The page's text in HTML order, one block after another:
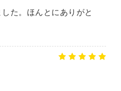
た。ほんとにありがと